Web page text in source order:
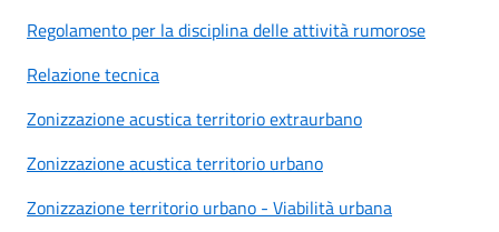
Regolamento per la disciplina delle attività rumorose
Relazione tecnica
Zonizzazione acustica territorio extraurbano
Zonizzazione acustica territorio urbano
Zonizzazione territorio urbano - Viabilità urbana